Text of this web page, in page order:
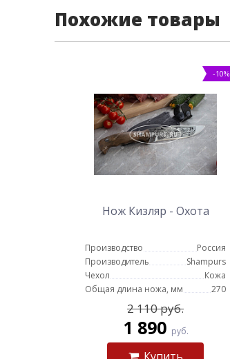
Похожие товары
-10%
Нож Кизляр - Охота
Производство
Россия
Производитель
Shampurs
Чехол
Кожа
Общая длина ножа, мм
270
2 110 руб.
1 890 руб.